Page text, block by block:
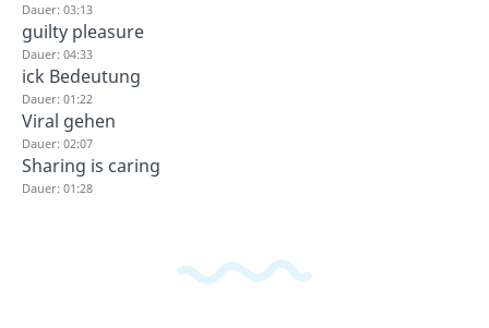
Dauer: 03:13
guilty pleasure
Dauer: 04:33
ick Bedeutung
Dauer: 01:22
Viral gehen
Dauer: 02:07
Sharing is caring
Dauer: 01:28